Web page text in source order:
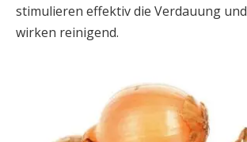
stimulieren effektiv die Verdauung und
wirken reinigend.